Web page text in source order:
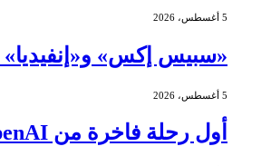
5 أغسطس، 2026
«سبيس إكس» و«إنفيديا»
5 أغسطس، 2026
أول رحلة فاخرة من OpenAI.. تثير ردود فعل عنيفة